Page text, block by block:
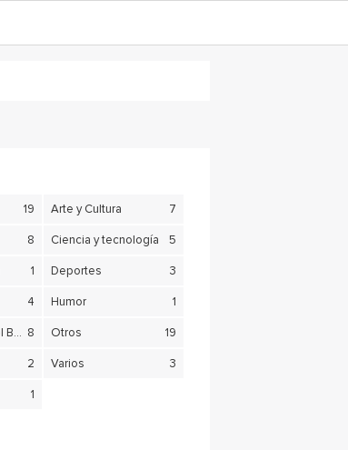
19 Arte y Cultura 7
8 Ciencia y tecnología 5
1 Deportes 3
4 Humor 1
Mundial de Fútbol Brasil 2014 8 Otros 19
2 Varios 3
1